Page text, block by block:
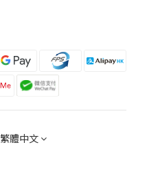
繁體中文